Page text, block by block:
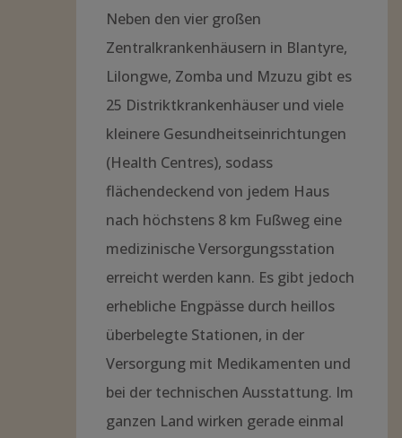
Neben den vier großen
Zentralkrankenhäusern in Blantyre,
Lilongwe, Zomba und Mzuzu gibt es
25 Distriktkrankenhäuser und viele
kleinere Gesundheitseinrichtungen
(Health Centres), sodass
flächendeckend von jedem Haus
nach höchstens 8 km Fußweg eine
medizinische Versorgungsstation
erreicht werden kann. Es gibt jedoch
erhebliche Engpässe durch heillos
überbelegte Stationen, in der
Versorgung mit Medikamenten und
bei der technischen Ausstattung. Im
ganzen Land wirken gerade einmal